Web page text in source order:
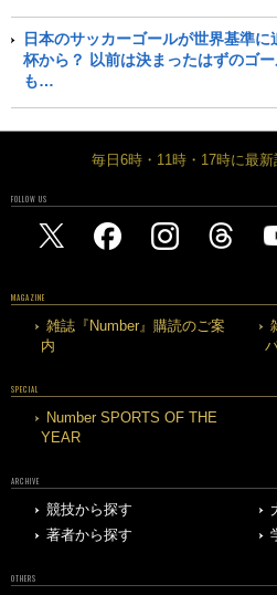
日本のサッカーゴールが世界基準
杯から？ 以前は決まったはずのゴ
も…
毎日6時・11時・17時に最
FOLLOW US
MAGAZINE
雑誌『Number』購読のご案
内
SPECIAL
Number SPORTS OF THE
YEAR
ARCHIVE
競技から探す
著者から探す
OTHERS